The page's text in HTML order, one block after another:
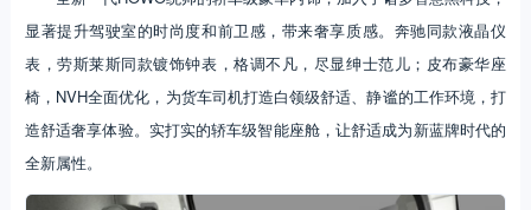
显著提升驾驶室的时尚度和前卫感，带来奢享质感。奔驰同款液晶仪
表，劳斯莱斯同款镀饰钟表，格调不凡，尽显绅士范儿；皮布豪华座
椅，NVH全面优化，为货车司机打造白领级舒适、静谧的工作环境，打
造舒适奢享体验。实打实的轿车级智能座舱，让舒适成为新蓝牌时代的
全新属性。